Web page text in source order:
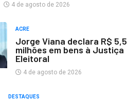
4 de agosto de 2026
ACRE
Jorge Viana declara R$ 5,5
milhões em bens à Justiça
Eleitoral
4 de agosto de 2026
DESTAQUES